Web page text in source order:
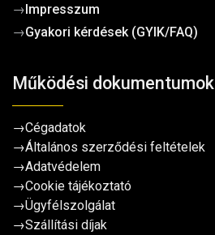
→Impresszum
→Gyakori kérdések (GYIK/FAQ)
Működési dokumentumok
→Cégadatok
→Általános szerződési feltételek
→Adatvédelem
→Cookie tájékoztató
→Ügyfélszolgálat
→Szállítási díjak